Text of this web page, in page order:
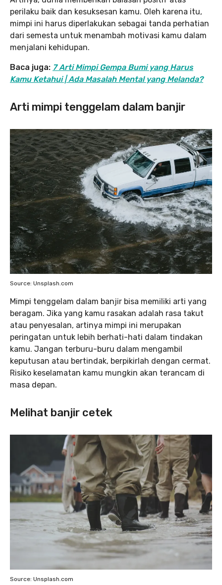
perilaku baik dan kesuksesan kamu. Oleh karena itu,
mimpi ini harus diperlakukan sebagai tanda perhatian
dari semesta untuk menambah motivasi kamu dalam
menjalani kehidupan.
Baca juga: 7 Arti Mimpi Gempa Bumi yang Harus
Kamu Ketahui | Ada Masalah Mental yang Melanda?
Arti mimpi tenggelam dalam banjir
Source: Unsplash.com
Mimpi tenggelam dalam banjir bisa memiliki arti yang
beragam. Jika yang kamu rasakan adalah rasa takut
atau penyesalan, artinya mimpi ini merupakan
peringatan untuk lebih berhati-hati dalam tindakan
kamu. Jangan terburu-buru dalam mengambil
keputusan atau bertindak, berpikirlah dengan cermat.
Risiko keselamatan kamu mungkin akan terancam di
masa depan.
Melihat banjir cetek
Source: Unsplash.com